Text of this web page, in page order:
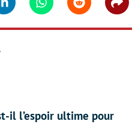
Linkedin WhatsappReddit
il l’espoir ultime pour